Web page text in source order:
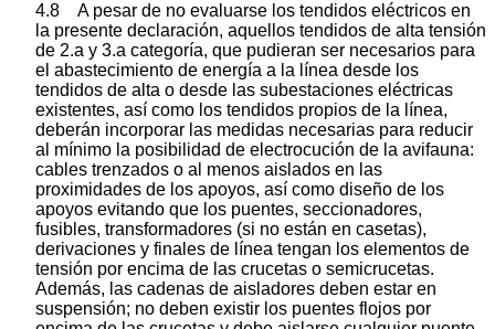
4.8 A pesar de no evaluarse los tendidos eléctricos en
la presente declaración, aquellos tendidos de alta tensión
de 2.a y 3.a categoría, que pudieran ser necesarios para
el abastecimiento de energía a la línea desde los
tendidos de alta o desde las subestaciones eléctricas
existentes, así como los tendidos propios de la línea,
deberán incorporar las medidas necesarias para reducir
al mínimo la posibilidad de electrocución de la avifauna:
cables trenzados o al menos aislados en las
proximidades de los apoyos, así como diseño de los
apoyos evitando que los puentes, seccionadores,
fusibles, transformadores (si no están en casetas),
derivaciones y finales de línea tengan los elementos de
tensión por encima de las crucetas o semicrucetas.
Además, las cadenas de aisladores deben estar en
suspensión; no deben existir los puentes flojos por